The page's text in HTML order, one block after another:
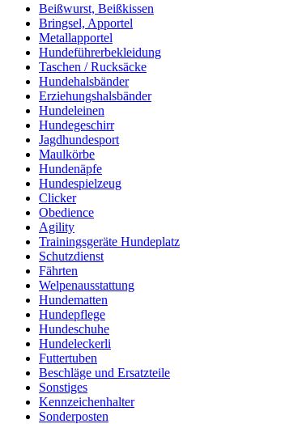
Beißwurst, Beißkissen
Bringsel, Apportel
Metallapportel
Hundeführerbekleidung
Taschen / Rucksäcke
Hundehalsbänder
Erziehungshalsbänder
Hundeleinen
Hundegeschirr
Jagdhundesport
Maulkörbe
Hundenäpfe
Hundespielzeug
Clicker
Obedience
Agility
Trainingsgeräte Hundeplatz
Schutzdienst
Fährten
Welpenausstattung
Hundematten
Hundepflege
Hundeschuhe
Hundeleckerli
Futtertuben
Beschläge und Ersatzteile
Sonstiges
Kennzeichenhalter
Sonderposten